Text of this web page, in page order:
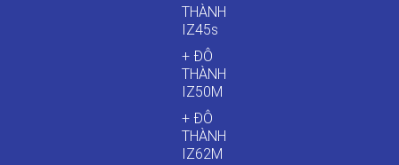
THÀNH
IZ45s
+ ĐÔ
THÀNH
IZ50M
+ ĐÔ
THÀNH
IZ62M